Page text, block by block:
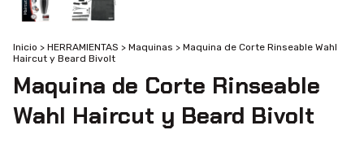
Inicio > HERRAMIENTAS > Maquinas > Maquina de Corte Rinseable Wahl
Haircut y Beard Bivolt
Maquina de Corte Rinseable
Wahl Haircut y Beard Bivolt